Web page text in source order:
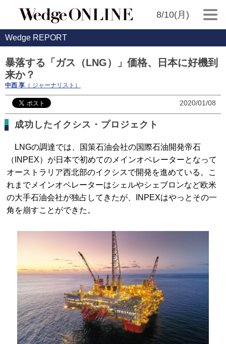
8/10(月)
Wedge REPORT
暴落する「ガス（LNG）」価格、日本に好機到
来か？
中西 享 （ ジャーナリスト）
2020/01/08
成功したイクシス・プロジェクト
LNGの調達では、国策石油会社の国際石油開発帝石
（INPEX）が日本で初めてのメインオペレーターとなって
オーストラリア西北部のイクシスで開発を進めている。こ
れまでメインオペレーターはシェルやシェブロンなど欧米
の大手石油会社が独占してきたが、INPEXはやっとその一
角を崩すことができた。